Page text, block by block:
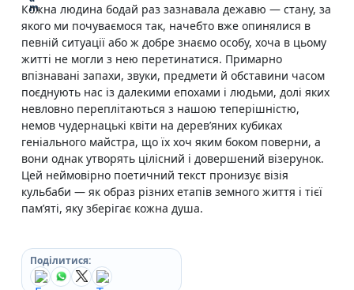
Кожна людина бодай раз зазнавала дежавю — стану, за
якого ми почуваємося так, начебто вже опинялися в
певній ситуації або ж доб­ре знаємо особу, хоча в цьому
житті не могли з нею перетинатися. Примарно
впізнавані запахи, звуки, предмети й обставини часом
поєднують нас із далекими епохами і людьми, долі яких
невловно переплітаються з нашою теперішністю,
немов чудернацькі квіти на дерев’яних кубиках
геніального майстра, що їх хоч яким боком поверни, а
вони однак утворять цілісний і довершений візерунок.
Цей неймовірно поетичний текст пронизує візія
кульбаби — як образ різних етапів земного життя і тієї
пам’яті, яку зберігає кожна душа.
Поділитися: